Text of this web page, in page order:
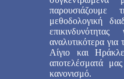
παρουσιάζουμε
μεθοδολογική
αναλυτικότερα για
Αίγιο και
αποτελέσματά
κανονισμό.